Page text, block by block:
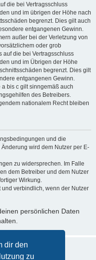
dir den
zu
die bei Vertragsschluss
und im übrigen der Höhe nach
begrenzt. Dies gilt auch
entgangenen Gewinn.
außer bei der Verletzung von
oder grob
auf die bei Vertragsschluss
und im Übrigen der Höhe
begrenzt. Dies gilt
entgangenen Gewinn.
bis c gilt sinngemäß auch
des Betreibers.
nationalem Recht bleiben
und die
wird dem Nutzer per E-
zu widersprechen. Im Falle
dem Betreiber und dem Nutzer
Wirkung.
verbindlich, wenn der Nutzer
persönlichen Daten